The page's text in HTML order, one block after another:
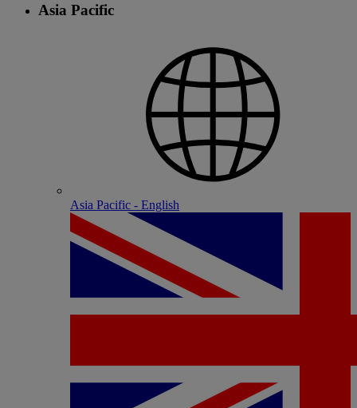
Asia Pacific
Asia Pacific - English